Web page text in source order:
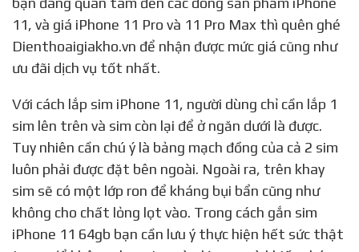
iphone 11 và sử dụng sim một cách hiệu quả. Nếu
bạn đang quan tâm đến các dòng sản phẩm iPhone
11, và giá iPhone 11 Pro và 11 Pro Max thì quên ghé
ưu đãi dịch vụ tốt nhất.
Với cách lắp sim iPhone 11, người dùng chỉ cần lắp 1
sim lên trên và sim còn lại để ở ngăn dưới là được.
Tuy nhiên cần chú ý là bảng mạch đồng của cả 2 sim
luôn phải được đặt bên ngoài. Ngoài ra, trên khay
sim sẽ có một lớp ron để kháng bụi bẩn cũng như